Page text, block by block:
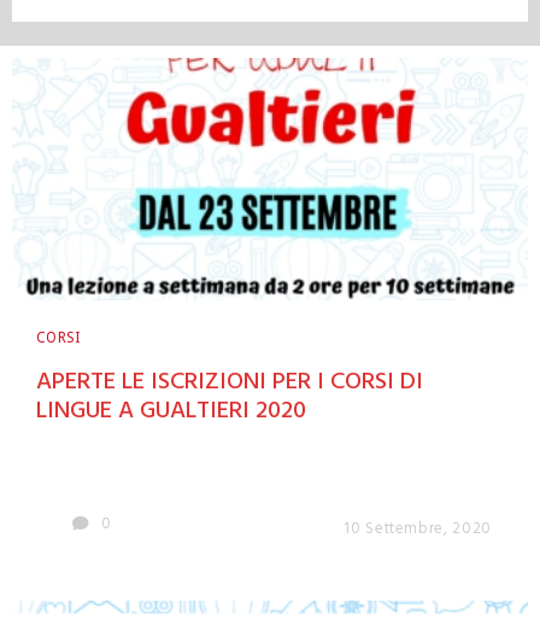
CORSI
APERTE LE ISCRIZIONI PER I CORSI DI
LINGUE A GUALTIERI 2020
0 10 Settembre, 2020